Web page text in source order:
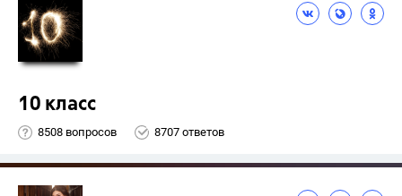
10 класс
8508 вопросов 8707 ответов